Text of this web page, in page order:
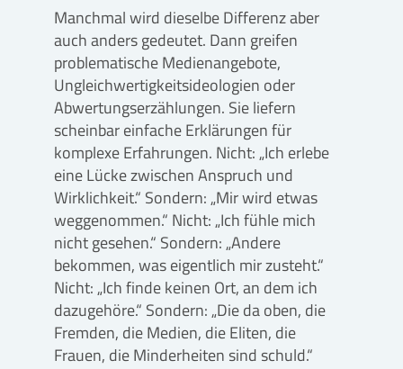
Manchmal wird dieselbe Differenz aber
auch anders gedeutet. Dann greifen
problematische Medienangebote,
Ungleichwertigkeitsideologien oder
Abwertungserzählungen. Sie liefern
scheinbar einfache Erklärungen für
komplexe Erfahrungen. Nicht: „Ich erlebe
eine Lücke zwischen Anspruch und
Wirklichkeit.“ Sondern: „Mir wird etwas
weggenommen.“ Nicht: „Ich fühle mich
nicht gesehen.“ Sondern: „Andere
bekommen, was eigentlich mir zusteht.“
Nicht: „Ich finde keinen Ort, an dem ich
dazugehöre.“ Sondern: „Die da oben, die
Fremden, die Medien, die Eliten, die
Frauen, die Minderheiten sind schuld.“